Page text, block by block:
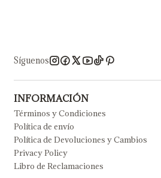
Síguenos
INFORMACIÓN
Términos y Condiciones
Política de envío
Política de Devoluciones y Cambios
Privacy Policy
Libro de Reclamaciones